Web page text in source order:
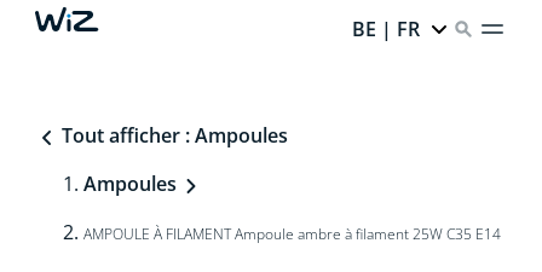
BE | FR
Tout afficher : Ampoules
Ampoules
AMPOULE À FILAMENT Ampoule ambre à filament 25W C35 E14